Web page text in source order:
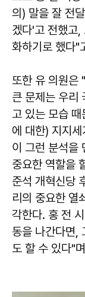
의) 말을 잘 전
겠다'고 전했고,
화하기로 했다"
또한 유 의원은
큰 문제는 우리
고 있는 모습
에 대한) 지지
이 그런 분석을
중요한 역할을
준석 개혁신당
리의 중요한 열
각한다. 홍 전
동을 나간다면,
도 할 수 있다"